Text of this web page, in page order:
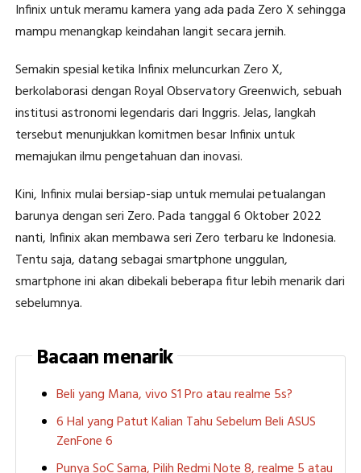
Infinix untuk meramu kamera yang ada pada Zero X sehingga
mampu menangkap keindahan langit secara jernih.
Semakin spesial ketika Infinix meluncurkan Zero X,
berkolaborasi dengan Royal Observatory Greenwich, sebuah
institusi astronomi legendaris dari Inggris. Jelas, langkah
tersebut menunjukkan komitmen besar Infinix untuk
memajukan ilmu pengetahuan dan inovasi.
Kini, Infinix mulai bersiap-siap untuk memulai petualangan
barunya dengan seri Zero. Pada tanggal 6 Oktober 2022
nanti, Infinix akan membawa seri Zero terbaru ke Indonesia.
Tentu saja, datang sebagai smartphone unggulan,
smartphone ini akan dibekali beberapa fitur lebih menarik dari
sebelumnya.
Bacaan menarik
Beli yang Mana, vivo S1 Pro atau realme 5s?
6 Hal yang Patut Kalian Tahu Sebelum Beli ASUS
ZenFone 6